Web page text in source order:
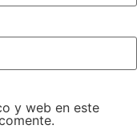
y web en este